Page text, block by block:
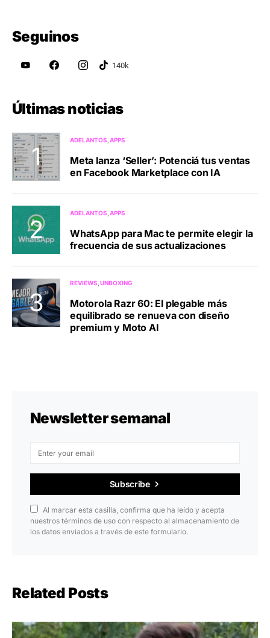
Seguinos
Últimas noticias
ADELANTOS APPS
Meta lanza ‘Seller’: Potenciá tus ventas
en Facebook Marketplace con IA
ADELANTOS APPS
WhatsApp para Mac te permite elegir la
frecuencia de sus actualizaciones
REVIEWS UNBOXING
Motorola Razr 60: El plegable más
equilibrado se renueva con diseño
premium y Moto AI
Newsletter semanal
Subscribe
Al marcar esta casilla, confirma que ha leído y acepta
nuestros términos de uso con respecto al almacenamiento de
los datos enviados a través de este formulario.
Related Posts